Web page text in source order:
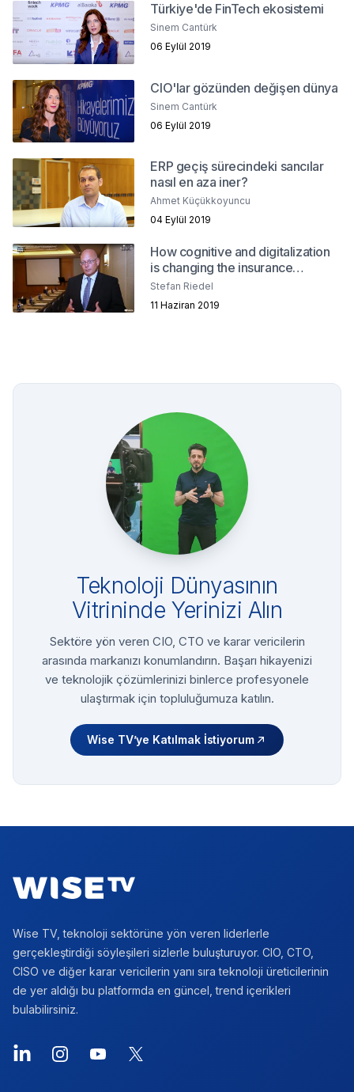
Türkiye'de FinTech ekosistemi
Sinem Cantürk
06 Eylül 2019
CIO'lar gözünden değişen dünya
Sinem Cantürk
06 Eylül 2019
ERP geçiş sürecindeki sancılar
nasıl en aza iner?
Ahmet Küçükkoyuncu
04 Eylül 2019
How cognitive and digitalization
is changing the insurance
industry?
Stefan Riedel
11 Haziran 2019
Teknoloji Dünyasının
Vitrininde Yerinizi Alın
Sektöre yön veren CIO, CTO ve karar vericilerin
arasında markanızı konumlandırın. Başarı hikayenizi
ve teknolojik çözümlerinizi binlerce profesyonele
ulaştırmak için topluluğumuza katılın.
Wise TV’ye Katılmak İstiyorum
Wise TV, teknoloji sektörüne yön veren liderlerle
gerçekleştirdiği söyleşileri sizlerle buluşturuyor. CIO, CTO,
CISO ve diğer karar vericilerin yanı sıra teknoloji üreticilerinin
de yer aldığı bu platformda en güncel, trend içerikleri
bulabilirsiniz.
LinkedInInstagramYouTube
X